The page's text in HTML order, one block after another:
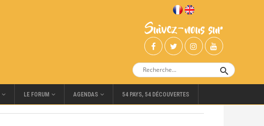
Suivez-nous sur
LE FORUM AGENDAS 54 PAYS, 54 DÉCOUVERTES